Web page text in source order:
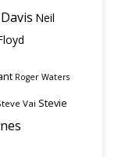
Neil
Roger Waters
Vai Stevie